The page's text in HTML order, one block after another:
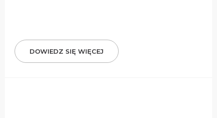
DOWIEDZ SIĘ WIĘCEJ